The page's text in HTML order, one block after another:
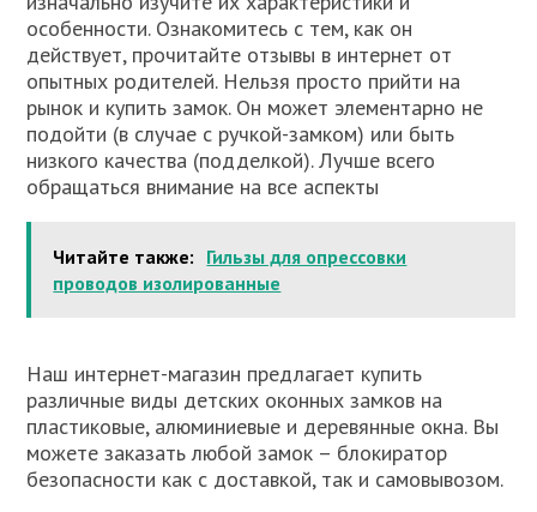
особенности. Ознакомитесь с тем, как он
действует, прочитайте отзывы в интернет от
опытных родителей. Нельзя просто прийти на
рынок и купить замок. Он может элементарно не
подойти (в случае с ручкой-замком) или быть
низкого качества (подделкой). Лучше всего
обращаться внимание на все аспекты
Читайте также: Гильзы для опрессовки
проводов изолированные
Наш интернет-магазин предлагает купить
различные виды детских оконных замков на
пластиковые, алюминиевые и деревянные окна. Вы
можете заказать любой замок – блокиратор
безопасности как с доставкой, так и самовывозом.